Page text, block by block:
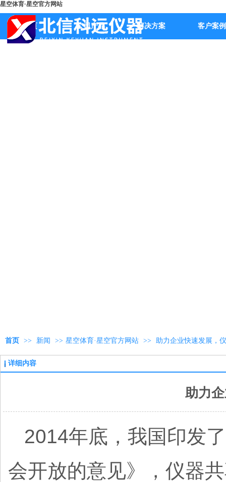
星空体育·星空官方网站
首页 公司产品 解决方案 客户案例
首页 >> 新闻 >> 星空体育·星空官方网站 >> 助力企业快速发展，
详细内容
助力
2014年底，我国印发
会开放的意见》，仪器